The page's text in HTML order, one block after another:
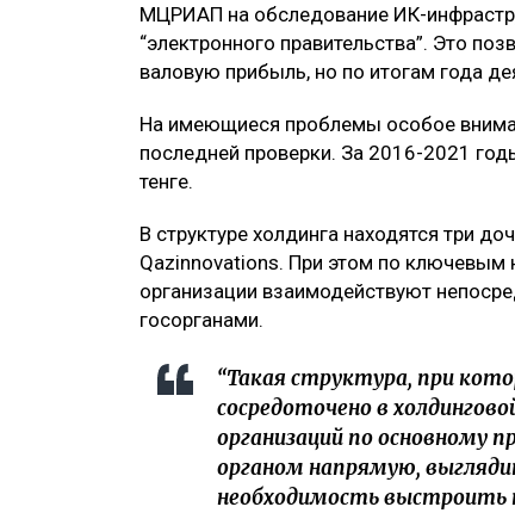
МЦРИАП на обследование ИК-
“электронного правительства”. Это
валовую прибыль, но по итогам года
На имеющиеся проблемы особое
последней проверки. За 2016-2021
тенге.
В структуре холдинга находятся три
Qazinnovations. При этом по ключевым
организации взаимодействуют
госорганами.
“Такая структура, при
сосредоточено в
организаций по основному
органом напрямую,
необходимость выстроить